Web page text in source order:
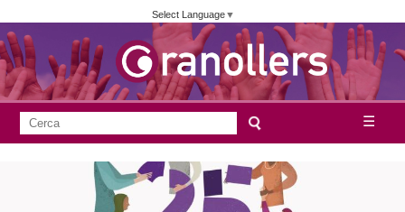
Vés
contingut
Select Language▼
☰
F
e
r
c
a